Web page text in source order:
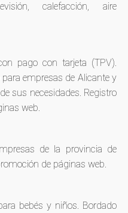
calefacción, aire
pago con tarjeta (TPV).
empresas de Alicante y
sus necesidades. Registro
web.
de la provincia de
de páginas web.
bebés y niños. Bordado